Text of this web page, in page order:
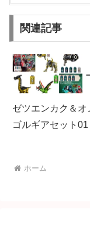
関連記事
ゼツエンカク＆
ゴルギアセット01
ホーム